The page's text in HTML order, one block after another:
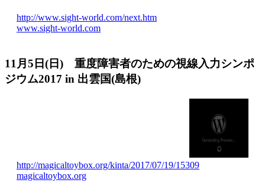
http://www.sight-world.com/next.htm
www.sight-world.com
11月5日(日) 重度障害者のための視線入力シンポ
ジウム2017 in 出雲国(島根)
http://magicaltoybox.org/kinta/2017/07/19/15309
magicaltoybox.org